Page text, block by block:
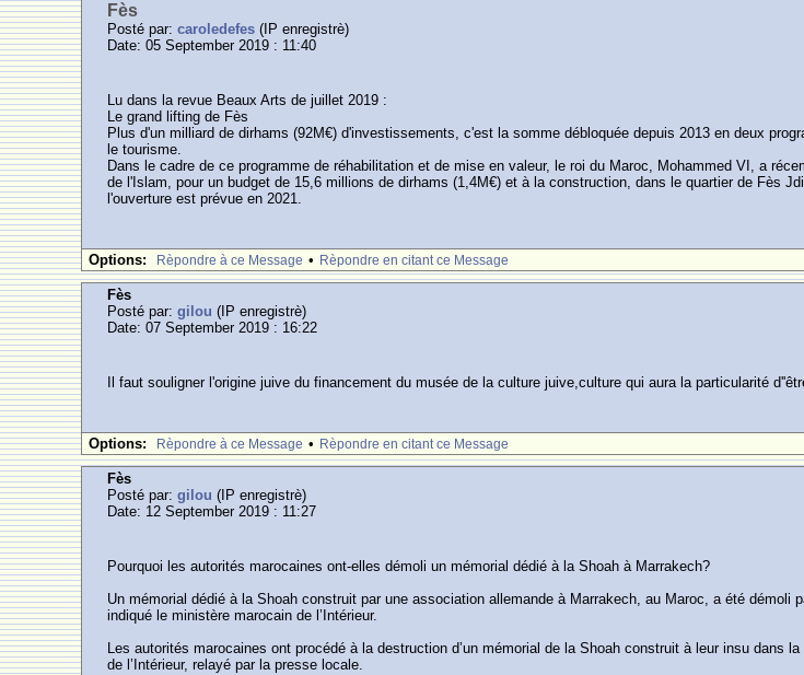
Fès
Posté par:caroledefes (IP enregistrè)
Date: 05 September 2019 : 11:40
Lu dans la revue Beaux Arts de juillet 2019 :
Le grand lifting de Fès
Plus d'un milliard de dirhams (92M€) d'investissements, c'est la somme débloquée depuis 2013 en deux
le tourisme.
Dans le cadre de ce programme de réhabilitation et de mise en valeur, le roi du Maroc, Mohammed VI, a
de l'Islam, pour un budget de 15,6 millions de dirhams (1,4M€) et à la construction, dans le quartier de Fès
l'ouverture est prévue en 2021.
Options: Rèpondre à ce Message • Rèpondre en citant ce Message
Fès
Posté par:gilou (IP enregistrè)
Date: 07 September 2019 : 16:22
Il faut souligner l'origine juive du financement du musée de la culture juive,culture qui aura la particularité
Options: Rèpondre à ce Message • Rèpondre en citant ce Message
Fès
Posté par:gilou (IP enregistrè)
Date: 12 September 2019 : 11:27
Pourquoi les autorités marocaines ont-elles démoli un mémorial dédié à la Shoah à Marrakech?
Un mémorial dédié à la Shoah construit par une association allemande à Marrakech, au Maroc, a été démoli
indiqué le ministère marocain de l’Intérieur.
Les autorités marocaines ont procédé à la destruction d’un mémorial de la Shoah construit à leur insu dans
de l’Intérieur, relayé par la presse locale.